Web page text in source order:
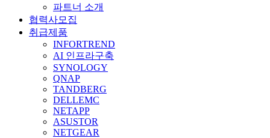
파트너 소개
협력사모집
취급제품
INFORTREND
AI 인프라구축
SYNOLOGY
QNAP
TANDBERG
DELLEMC
NETAPP
ASUSTOR
NETGEAR